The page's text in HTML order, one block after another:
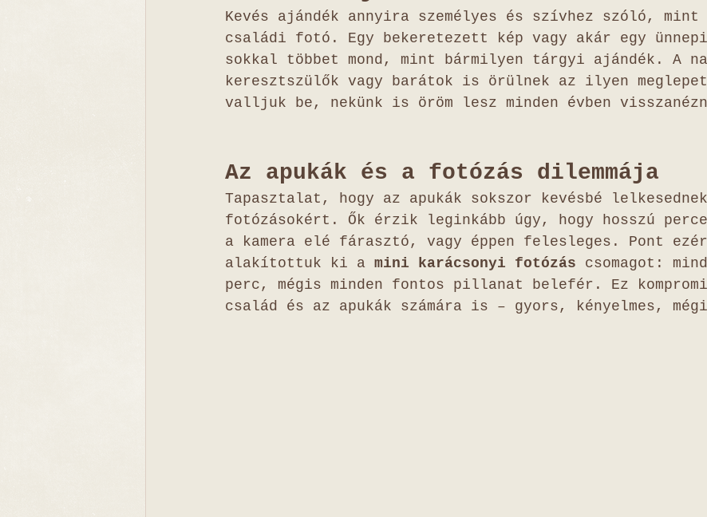
Kevés ajándék annyira személyes és szívhez szóló, mint
családi fotó. Egy bekeretezett kép vagy akár egy
sokkal többet mond, mint bármilyen tárgyi ajándék. A
keresztszülők vagy barátok is örülnek az ilyen
valljuk be, nekünk is öröm lesz minden évben
Az apukák és a fotózás dilemmája
Tapasztalat, hogy az apukák sokszor kevésbé
fotózásokért. Ők érzik leginkább úgy, hogy hosszú
a kamera elé fárasztó, vagy éppen felesleges. Pont
alakítottuk ki a mini karácsonyi fotózás csomagot:
perc, mégis minden fontos pillanat belefér. Ez
család és az apukák számára is – gyors, kényelmes,